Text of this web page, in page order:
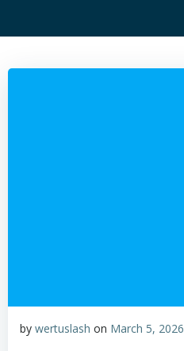
by wertuslash on March 5, 2026